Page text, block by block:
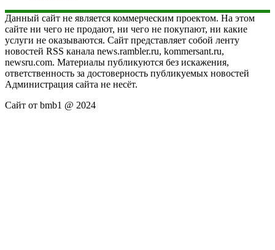
Данный сайт не является коммерческим проектом. На этом
сайте ни чего не продают, ни чего не покупают, ни какие
услуги не оказываются. Сайт представляет собой ленту
новостей RSS канала news.rambler.ru, kommersant.ru,
newsru.com. Материалы публикуются без искажения,
ответственность за достоверность публикуемых новостей
Администрация сайта не несёт.
Сайт от bmb1 @ 2024